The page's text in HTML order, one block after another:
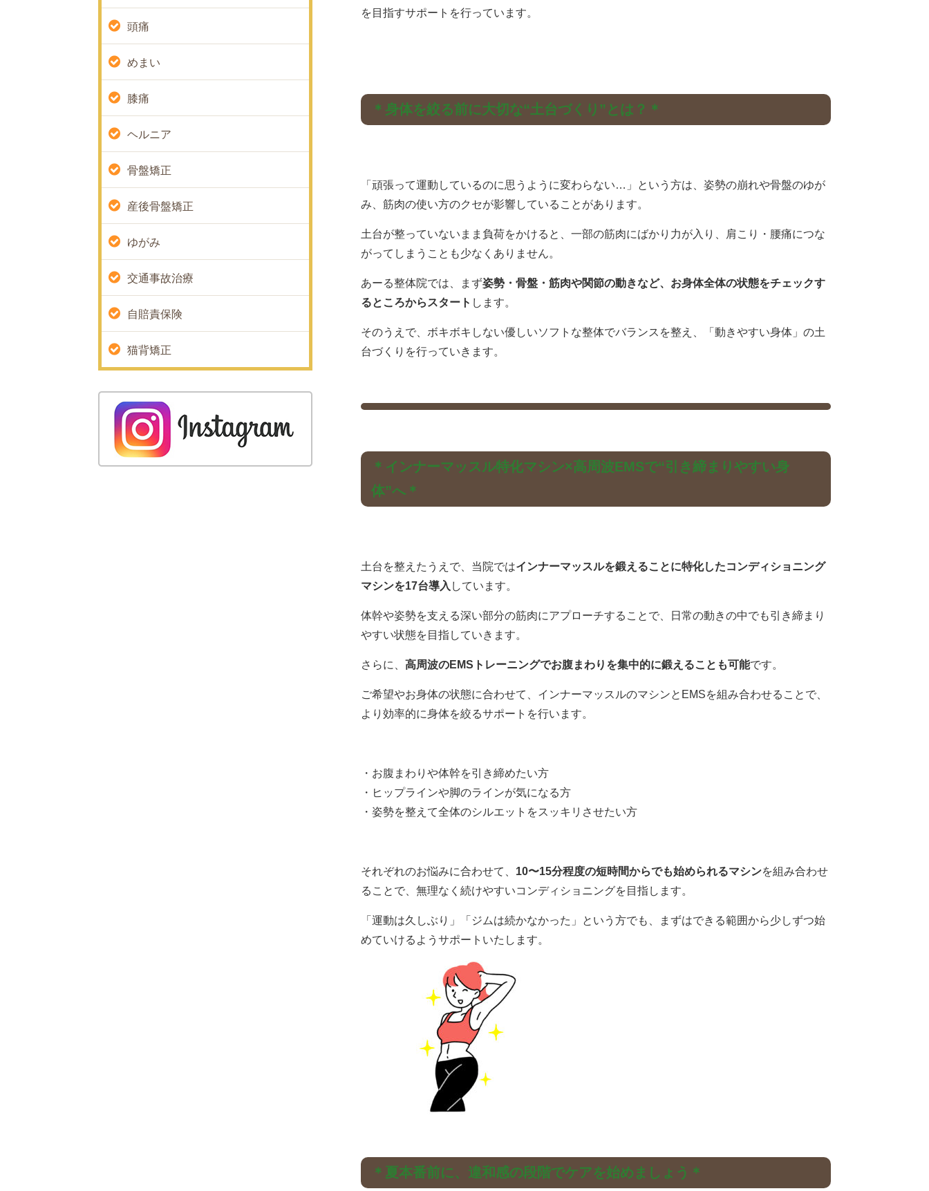
を目指すサポートを行っています。
＊身体を絞る前に大切な“土台づくり”とは？＊
「頑張って運動しているのに思うように変わらない…」という方は、姿勢の崩れや骨盤のゆが
み、筋肉の使い方のクセが影響していることがあります。
土台が整っていないまま負荷をかけると、一部の筋肉にばかり力が入り、肩こり・腰痛につな
がってしまうことも少なくありません。
あーる整体院では、まず姿勢・骨盤・筋肉や関節の動きなど、お身体全体の状態をチェックす
るところからスタート します。
そのうえで、ボキボキしない優しいソフトな整体でバランスを整え、「動きやすい身体」の土
台づくりを行っていきます。
＊インナーマッスル特化マシン×高周波EMSで“引き締まりやすい身
体”へ＊
土台を整えたうえで、当院ではインナーマッスルを鍛えることに特化したコンディショニング
マシンを17台導入 しています。
体幹や姿勢を支える深い部分の筋肉にアプローチすることで、日常の動きの中でも引き締まり
やすい状態を目指していきます。
さらに、 高周波のEMSトレーニングでお腹まわりを集中的に鍛えることも可能です。
ご希望やお身体の状態に合わせて、インナーマッスルのマシンとEMSを組み合わせることで、
より効率的に身体を絞るサポートを行います。
・お腹まわりや体幹を引き締めたい方
・ヒップラインや脚のラインが気になる方
・姿勢を整えて全体のシルエットをスッキリさせたい方
それぞれのお悩みに合わせて、 10〜15分程度の短時間からでも始められるマシンを組み合わせ
ることで、無理なく続けやすいコンディショニングを目指します。
「運動は久しぶり」「ジムは続かなかった」という方でも、まずはできる範囲から少しずつ始
めていけるようサポートいたします。
＊夏本番前に、違和感の段階でケアを始めましょう＊
頭痛
めまい
膝痛
ヘルニア
骨盤矯正
産後骨盤矯正
ゆがみ
交通事故治療
自賠責保険
猫背矯正